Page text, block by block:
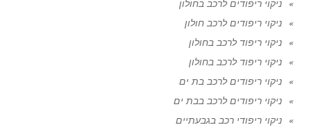
ניקוי ריפודים לרכב בחולון
ניקוי ריפודים לרכב חולון
ניקוי ריפוד לרכב בחולון
ניקוי ריפוד לרכב בחולון
ניקוי ריפודים לרכב בת ים
ניקוי ריפודים לרכב בבת ים
ניקוי ריפודי רכב בגבעתיים